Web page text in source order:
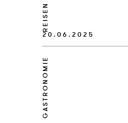
REISEN
20.06.2025
GASTRONOMIE